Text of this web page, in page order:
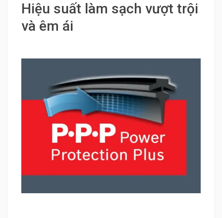
Hiệu suất làm sạch vượt trội
và êm ái